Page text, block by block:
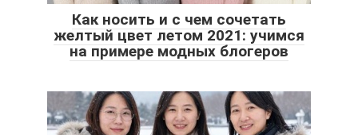
Как носить и с чем сочетать
желтый цвет летом 2021: учимся
на примере модных блогеров